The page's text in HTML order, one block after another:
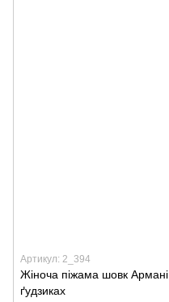
Артикул: 2_394
Жіноча піжама шовк
ґудзиках